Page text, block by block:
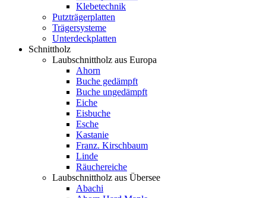
Klebetechnik
Putzträgerplatten
Trägersysteme
Unterdeckplatten
Schnittholz
Laubschnittholz aus Europa
Ahorn
Buche gedämpft
Buche ungedämpft
Eiche
Eisbuche
Esche
Kastanie
Franz. Kirschbaum
Linde
Räuchereiche
Laubschnittholz aus Übersee
Abachi